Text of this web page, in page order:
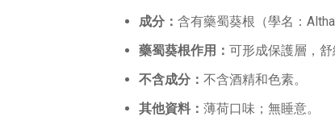
成分： 含有藥蜀葵根（學名：
藥蜀葵根作用： 可形成保護層，
不含成分： 不含酒精和色素。
其他資料： 薄荷口味；無睡意。